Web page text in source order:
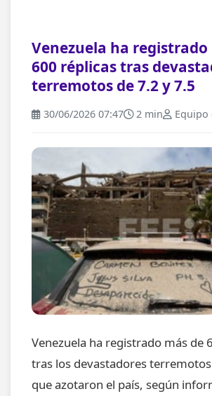
Venezuela ha registrado
600 réplicas tras
terremotos de 7.2 y 7.5
30/06/2026 07:47 2 min Equipo
Venezuela ha registrado más de
tras los devastadores
que azotaron el país, según